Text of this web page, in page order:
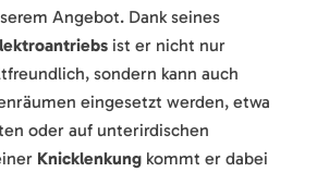
Angebot. Dank seines
ist er nicht nur
sondern kann auch
eingesetzt werden, etwa
oder auf unterirdischen
Knicklenkung kommt er dabei